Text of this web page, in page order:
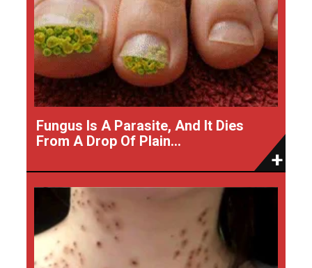
Fungus Is A Parasite, And It Dies
From A Drop Of Plain...